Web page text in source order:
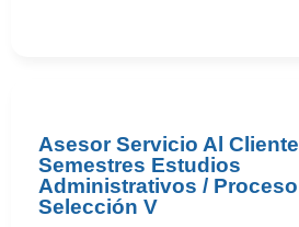
Asesor Servicio Al
Semestres Estudios
Administrativos / Proceso
Selección V